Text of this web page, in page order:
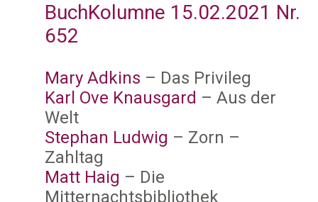
BuchKolumne 15.02.2021 Nr.
652
Mary Adkins – Das Privileg
Karl Ove Knausgard – Aus der
Welt
Stephan Ludwig – Zorn –
Zahltag
Matt Haig – Die
Mitternachtsbibliothek